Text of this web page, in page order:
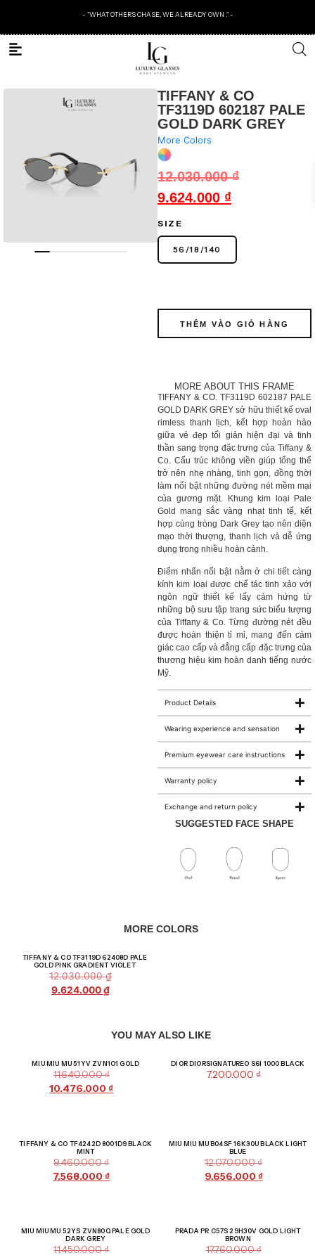
- "WHAT OTHERS CHASE, WE ALREADY OWN ." -
TIFFANY & CO
TF3119D 602187 PALE
GOLD DARK GREY
More Colors
12.030.000₫
9.624.000 ₫
SIZE
56 /18 /140
THÊM VÀO GIỎ HÀNG
MORE ABOUT THIS FRAME
TIFFANY & CO. TF3119D 602187 PALE
GOLD DARK GREY sở hữu thiết kế oval
rimless thanh lịch, kết hợp hoàn hảo
giữa vẻ đẹp tối giản hiện đại và tinh
thần sang trọng đặc trưng của Tiffany &
Co. Cấu trúc không viền giúp tổng thể
trở nên nhẹ nhàng, tinh gọn, đồng thời
làm nổi bật những đường nét mềm mại
của gương mặt. Khung kim loại Pale
Gold mang sắc vàng nhạt tinh tế, kết
hợp cùng tròng Dark Grey tạo nên diện
mạo thời thượng, thanh lịch và dễ ứng
dụng trong nhiều hoàn cảnh.
Điểm nhấn nổi bật nằm ở chi tiết càng
kính kim loại được chế tác tinh xảo với
ngôn ngữ thiết kế lấy cảm hứng từ
những bộ sưu tập trang sức biểu tượng
của Tiffany & Co. Từng đường nét đều
được hoàn thiện tỉ mỉ, mang đến cảm
giác cao cấp và đẳng cấp đặc trưng của
thương hiệu kim hoàn danh tiếng nước
Mỹ.
Product Details
Wearing experience and sensation
Premium eyewear care instructions
Warranty policy
Exchange and return policy
SUGGESTED FACE SHAPE
MORE COLORS
TIFFANY & CO TF3119D 62408D PALE
GOLD PINK GRADIENT VIOLET
12.030.000₫
9.624.000₫
YOU MAY ALSO LIKE
MIU MIU MU 51YV ZVN1O1 GOLD
11.640.000₫
10.476.000₫
DIOR DIORSIGNATUREO S6I 1000 BLACK
7.200.000 ₫
TIFFANY & CO TF4242D 8001D9 BLACK
MINT
9.460.000₫
7.568.000₫
MIU MIU MU B04SF 16K30U BLACK LIGHT
BLUE
12.070.000₫
9.656.000 ₫
MIU MIU MU 52YS ZVN80Q PALE GOLD
DARK GREY
11.450.000₫
PRADA PR C57S 29H30V GOLD LIGHT
BROWN
17.760.000₫